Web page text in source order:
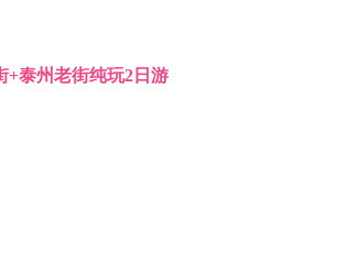
+泰州老街纯玩2日游